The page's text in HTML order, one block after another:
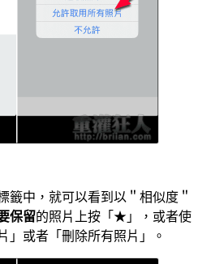
籤中，就可以看到以＂相似度＂
保留的照片上按「★」，或者使
」或者「刪除所有照片」。